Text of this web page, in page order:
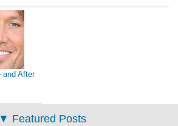
and After
▼ Featured Posts